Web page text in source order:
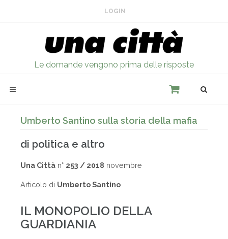
LOGIN
Le domande vengono prima delle risposte
Umberto Santino sulla storia della mafia
di politica e altro
Una Città n° 253 / 2018 novembre
Articolo di Umberto Santino
IL MONOPOLIO DELLA
GUARDIANIA